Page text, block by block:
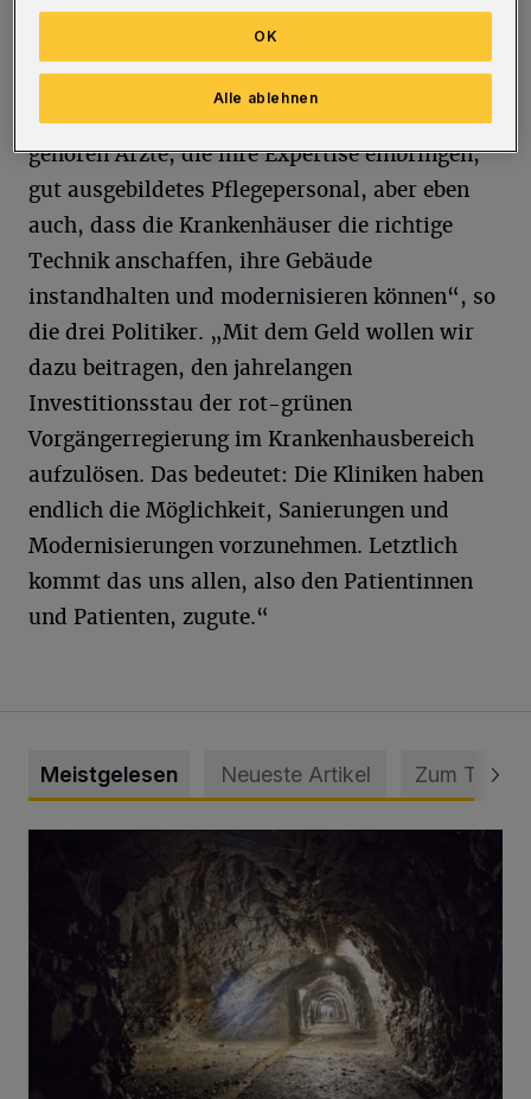
an das Agaplesion Bethesda.
„Wer ins Krankenhaus muss, der soll die
bestmögliche Versorgung bekommen. Dazu
gehören Ärzte, die ihre Expertise einbringen,
gut ausgebildetes Pflegepersonal, aber eben
auch, dass die Krankenhäuser die richtige
Technik anschaffen, ihre Gebäude
instandhalten und modernisieren können“, so
die drei Politiker. „Mit dem Geld wollen wir
dazu beitragen, den jahrelangen
Investitionsstau der rot-grünen
Vorgängerregierung im Krankenhausbereich
aufzulösen. Das bedeutet: Die Kliniken haben
endlich die Möglichkeit, Sanierungen und
Modernisierungen vorzunehmen. Letztlich
kommt das uns allen, also den Patientinnen
und Patienten, zugute.“
Meistgelesen Neueste Artikel Zum Thema
Alle ablehnen
OK